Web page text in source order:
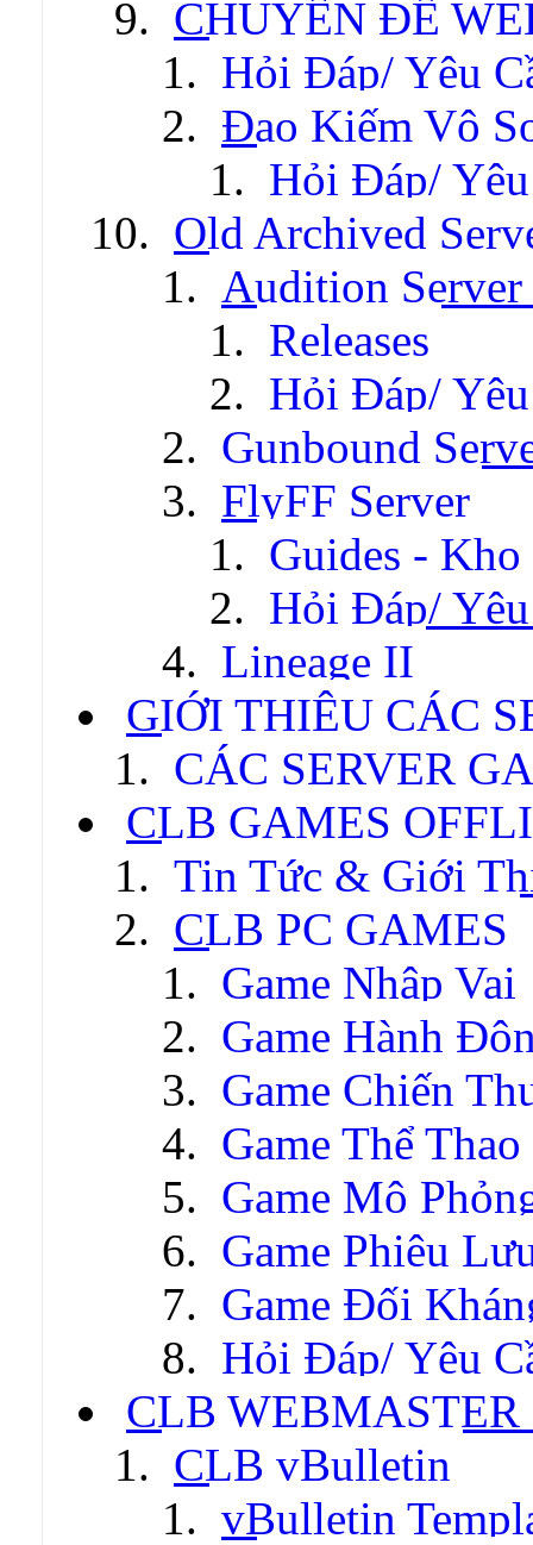
CHUYÊN ĐỀ
Hỏi Đáp/ Yêu
Đao Kiếm Vô
Hỏi Đáp/
Old Archived
Audition Server
Releases
Hỏi Đáp/
Gunbound
FlyFF Server
Guides -
Hỏi Đáp/
Lineage II
GIỚI THIỆU CÁC
CÁC SERVER
CLB GAMES
Tin Tức & Giới
CLB PC GAMES
Game Nhập Vai
Game Hành
Game Chiến
Game Thể Thao
Game Mô
Game Phiêu
Game Đối
Hỏi Đáp/ Yêu
CLB WEBMASTER
CLB vBulletin
vBulletin